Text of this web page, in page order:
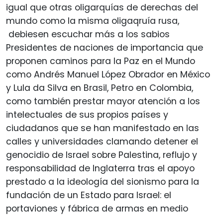
igual que otras oligarquías de derechas del
mundo como la misma oligaqruía rusa,
debiesen escuchar más a los sabios
Presidentes de naciones de importancia que
proponen caminos para la Paz en el Mundo
como Andrés Manuel López Obrador en México
y Lula da Silva en Brasil, Petro en Colombia,
como también prestar mayor atención a los
intelectuales de sus propios países y
ciudadanos que se han manifestado en las
calles y universidades clamando detener el
genocidio de Israel sobre Palestina, reflujo y
responsabilidad de Inglaterra tras el apoyo
prestado a la ideología del sionismo para la
fundación de un Estado para Israel: el
portaviones y fábrica de armas en medio